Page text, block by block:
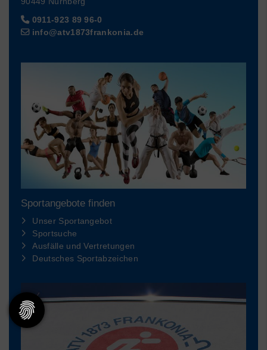
0911-923 89 96-0
info@atv1873frankonia.de
Sportangebote finden
Unser Sportangebot
Sportsuche
Ausfälle und Vertretungen
Deutsches Sportabzeichen